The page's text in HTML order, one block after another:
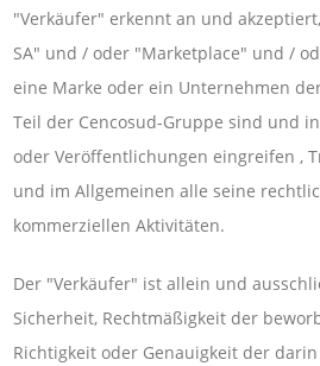
"Verkäufer" erkennt an und
SA" und / oder "Marketplace" und /
eine Marke oder ein Unternehmen
Teil der Cencosud-Gruppe sind und
oder Veröffentlichungen eingreifen ,
und im Allgemeinen alle seine
kommerziellen Aktivitäten.
Der "Verkäufer" ist allein und
Sicherheit, Rechtmäßigkeit der
Richtigkeit oder Genauigkeit der